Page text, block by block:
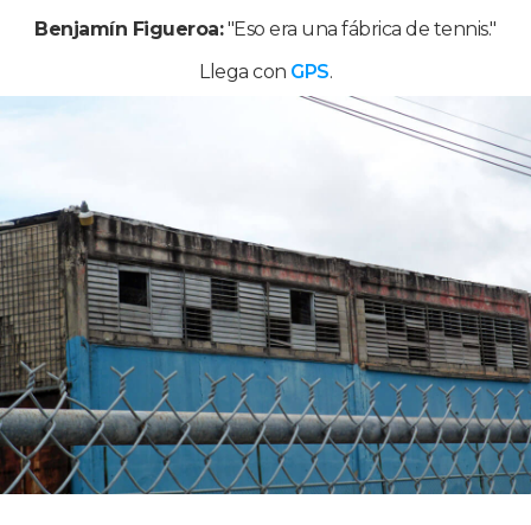
Benjamín Figueroa:"Eso era una fábrica de tennis."
Llega con GPS.